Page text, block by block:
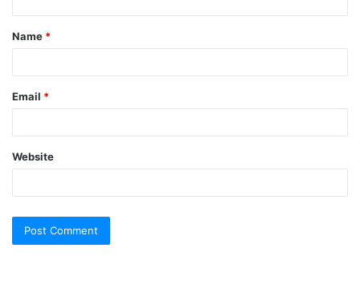
t
*
Name *
Email *
Website